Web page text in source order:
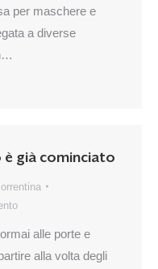
per maschere e
a diverse
già cominciato
alle porte e
alla volta degli